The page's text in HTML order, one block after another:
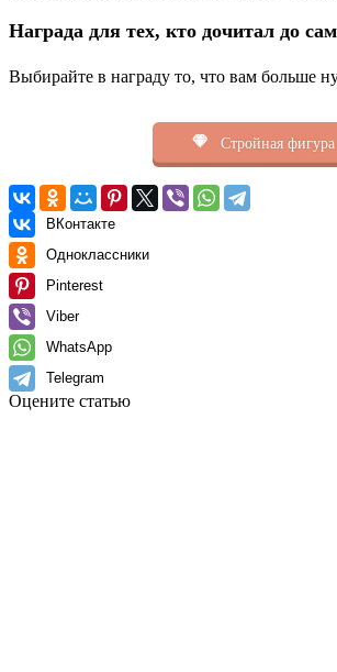
Награда для тех, кто дочитал до
Выбирайте в награду то, что вам больше
Стройная фигура
ВКонтакте
Одноклассники
Pinterest
Viber
WhatsApp
Telegram
Оцените статью